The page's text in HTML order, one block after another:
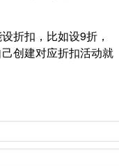
折扣，比如设9折，
创建对应折扣活动就